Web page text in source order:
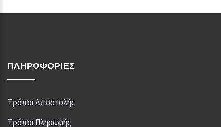
ΠΛΗΡΟΦΟΡΊΕΣ
Τρόποι Αποστολής
Τρόποι Πληρωμής